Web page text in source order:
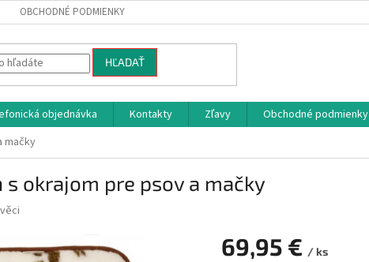
OBCHODNÉ PODMIENKY
HĽADAŤ
objednávka Kontakty Zľavy Obchodné podmienky
mačky
s okrajom pre psov a mačky
69,95 € / ks